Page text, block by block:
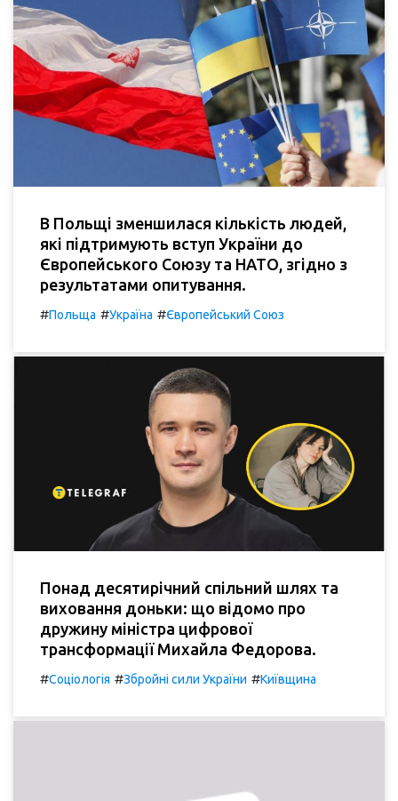
В Польщі зменшилася кількість людей,
які підтримують вступ України до
Європейського Союзу та НАТО, згідно з
результатами опитування.
#Польща #Україна #Європейський Союз
Понад десятирічний спільний шлях та
виховання доньки: що відомо про
дружину міністра цифрової
трансформації Михайла Федорова.
#Соціологія #Збройні сили України #Київщина